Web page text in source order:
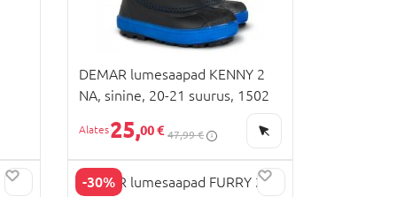
DEMAR lumesaapad KENNY 2
NA, sinine, 20-21 suurus, 1502
25,00 € 47,99 €
-30%
DEMAR lumesaapad FURRY 2